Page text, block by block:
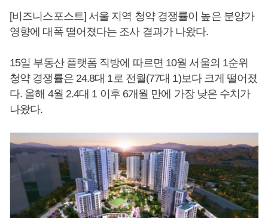
[비즈니스포스트] 서울 지역 청약 경쟁률이 높은 분양가
영향에 대폭 떨어졌다는 조사 결과가 나왔다.
15일 부동산 플랫폼 직방에 따르면 10월 서울의 1순위
청약 경쟁률은 24.8대 1로 전월(77대 1)보다 크게 떨어졌
다. 올해 4월 2.4대 1 이후 6개월 만에 가장 낮은 수치가
나왔다.